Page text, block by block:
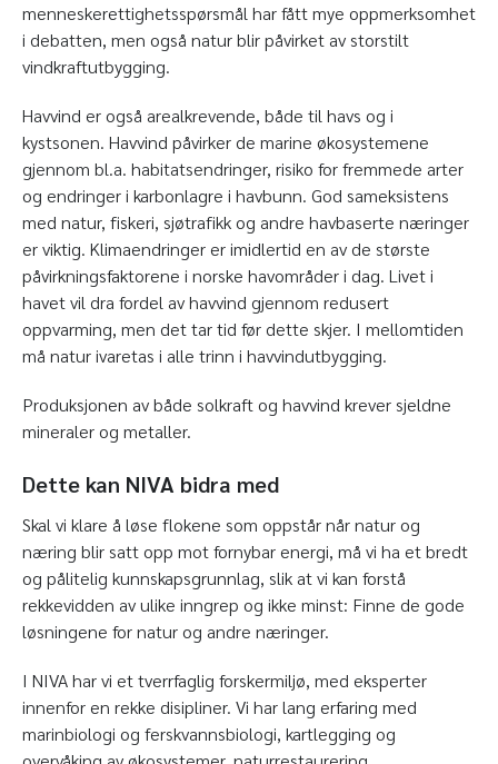
menneskerettighetsspørsmål har fått mye oppmerksomhet
i debatten, men også natur blir påvirket av storstilt
vindkraftutbygging.
Havvind er også arealkrevende, både til havs og i
kystsonen. Havvind påvirker de marine økosystemene
gjennom bl.a. habitatsendringer, risiko for fremmede arter
og endringer i karbonlagre i havbunn. God sameksistens
med natur, fiskeri, sjøtrafikk og andre havbaserte næringer
er viktig. Klimaendringer er imidlertid en av de største
påvirkningsfaktorene i norske havområder i dag. Livet i
havet vil dra fordel av havvind gjennom redusert
oppvarming, men det tar tid før dette skjer. I mellomtiden
må natur ivaretas i alle trinn i havvindutbygging.
Produksjonen av både solkraft og havvind krever sjeldne
mineraler og metaller.
Dette kan NIVA bidra med
Skal vi klare å løse flokene som oppstår når natur og
næring blir satt opp mot fornybar energi, må vi ha et bredt
og pålitelig kunnskapsgrunnlag, slik at vi kan forstå
rekkevidden av ulike inngrep og ikke minst: Finne de gode
løsningene for natur og andre næringer.
I NIVA har vi et tverrfaglig forskermiljø, med eksperter
innenfor en rekke disipliner. Vi har lang erfaring med
marinbiologi og ferskvannsbiologi, kartlegging og